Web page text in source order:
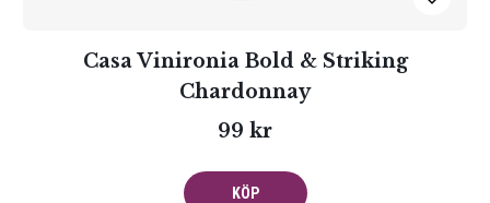
Casa Vinironia Bold & Striking
Chardonnay
99 kr
KÖP